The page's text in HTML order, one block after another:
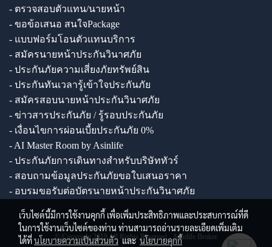
- ตรวจสอบตัวแทน/นายหน้า
- ขอข้อเสนอ สนใจPackage
- แบบฟอร์มโอนตัวแทนบริการ
- สมัครนายหน้าประกันวินาศภัย
- ประกันภัยความเสี่ยงภัยทรัพย์สิน
- ประกันทันเวลารู้เข้าใจประกันภัย
- สมัครสอบนายหน้าประกันวินาศภัย
- ข่าวสารประกันภัย / รู้รอบประกันภัย
- เงื่อนไขการผ่อนเบี้ยประกันภัย 0%
- AI Master Room by Asinlife
- ประกันภัยการเดินทางสำหรับบริษัททัวร์
- สอบถามข้อมูลประกันภัยขอใบเสนอราคา
- อบรมขอรับต่อบัตรนายหน้าประกันวินาศภัย
© Copyright 2019 All Rights Reserved - Asinlife Broker
เว็บไซต์นี้มีการใช้งานคุกกี้ เพื่อเพิ่มประสิทธิภาพและประสบการณ์ที่ดี
ในการใช้งานเว็บไซต์ของท่าน ท่านสามารถอ่านรายละเอียดเพิ่มเติม
ได้ที่นโยบายความเป็นส่วนตัว และนโยบายคุกกี้